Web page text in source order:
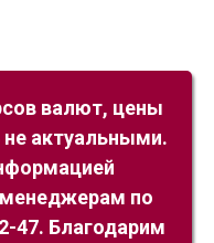
валют, цены
актуальными.
по
47. Благодарим